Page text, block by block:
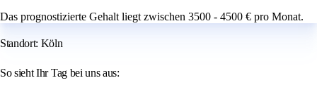
Das prognostizierte Gehalt liegt zwischen 3500 - 4500 € pro Monat.
Standort: Köln
So sieht Ihr Tag bei uns aus: